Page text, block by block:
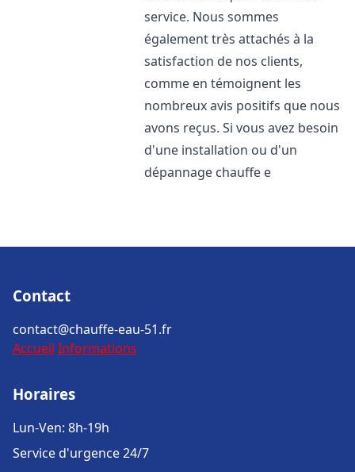
service. Nous sommes
également très attachés à la
satisfaction de nos clients,
comme en témoignent les
nombreux avis positifs que nous
avons reçus. Si vous avez besoin
d'une installation ou d'un
dépannage chauffe e
Contact
contact@chauffe-eau-51.fr
Accueil Informations
Horaires
Lun-Ven: 8h-19h
Service d'urgence 24/7